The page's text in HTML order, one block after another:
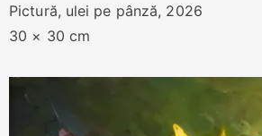
Pictură, ulei pe pânză, 2026
30 × 30 cm